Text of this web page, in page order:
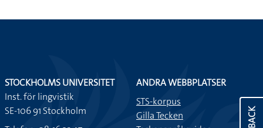
STOCKHOLMS UNIVERSITET
Inst. för lingvistik
SE-106 91 Stockholm
ANDRA WEBBPLATSER
STS-korpus
Gilla Tecken